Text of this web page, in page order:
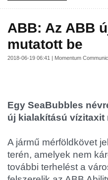
ABB: Az ABB
mutatott be
2018-06-19 06:41 | Momentum
Egy SeaBubbles
új kialakítású vízitaxit
A jármű mérföldkövet
terén, amelyek nem
további terhelést a